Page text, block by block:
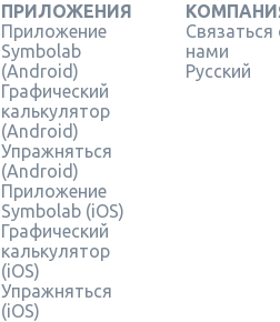
ПРИЛОЖЕНИЯ
Приложение
Symbolab
(Android)
Графический
калькулятор
(Android)
Упражняться
(Android)
Приложение
Symbolab (iOS)
Графический
калькулятор
(iOS)
Упражняться
(iOS)
Связаться
нами
Русский